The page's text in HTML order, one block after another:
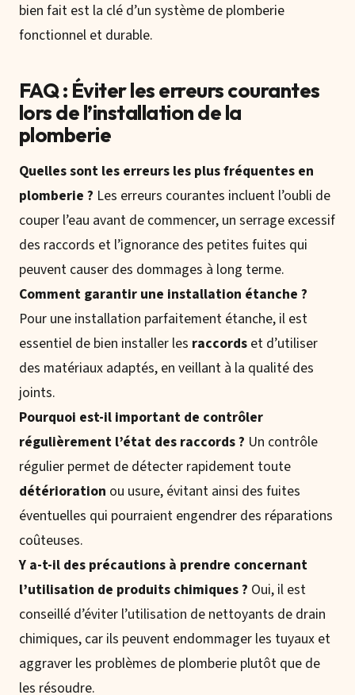
bien fait est la clé d’un système de plomberie
fonctionnel et durable.
FAQ : Éviter les erreurs courantes
lors de l’installation de la
plomberie
Quelles sont les erreurs les plus fréquentes en
plomberie ? Les erreurs courantes incluent l’oubli de
couper l’eau avant de commencer, un serrage excessif
des raccords et l’ignorance des petites fuites qui
peuvent causer des dommages à long terme.
Comment garantir une installation étanche ?
Pour une installation parfaitement étanche, il est
essentiel de bien installer les raccords et d’utiliser
des matériaux adaptés, en veillant à la qualité des
joints.
Pourquoi est-il important de contrôler
régulièrement l’état des raccords ? Un contrôle
régulier permet de détecter rapidement toute
détérioration ou usure, évitant ainsi des fuites
éventuelles qui pourraient engendrer des réparations
coûteuses.
Y a-t-il des précautions à prendre concernant
l’utilisation de produits chimiques ? Oui, il est
conseillé d’éviter l’utilisation de nettoyants de drain
chimiques, car ils peuvent endommager les tuyaux et
aggraver les problèmes de plomberie plutôt que de
les résoudre.